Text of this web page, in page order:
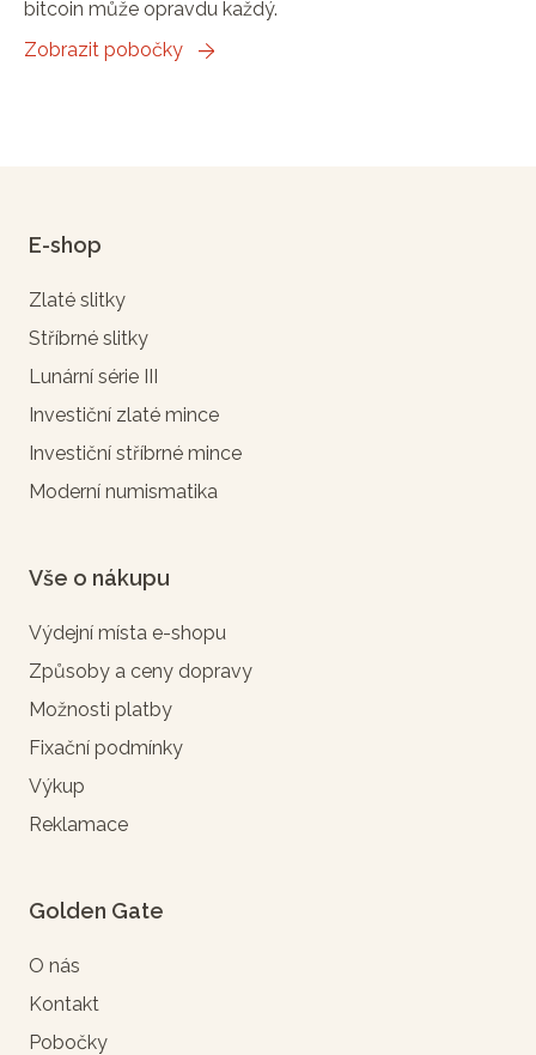
bitcoin může opravdu každý.
Zobrazit pobočky
E-shop
Zlaté slitky
Stříbrné slitky
Lunární série III
Investiční zlaté mince
Investiční stříbrné mince
Moderní numismatika
Vše o nákupu
Výdejní místa e-shopu
Způsoby a ceny dopravy
Možnosti platby
Fixační podmínky
Výkup
Reklamace
Golden Gate
O nás
Kontakt
Pobočky